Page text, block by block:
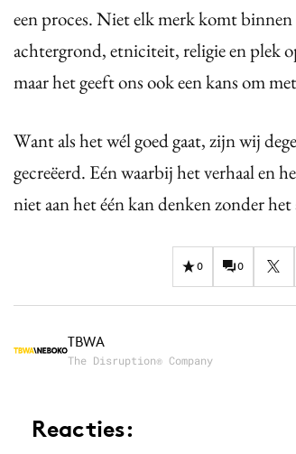
een proces. Niet elk merk komt
achtergrond, etniciteit, religie en plek
maar het geeft ons ook een kans om
Want als het wél goed gaat, zijn wij
gecreëerd. Eén waarbij het verhaal en
niet aan het één kan denken zonder het
0 0
TBWA
The Disruption® Company
Reacties: